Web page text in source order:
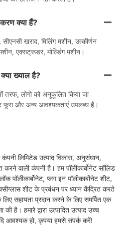
क्या हैं?
खराद, मिलिंग मशीन, उत्कीर्णन
एक्सट्रूडर, मोल्डिंग मशीन।
ख्याल है?
तरफ, लोगो को अनुकूलित किया जा
फूस और अन्य आवश्यकताएं उपलब्ध हैं।
लिमिटेड उत्पाद विकास, अनुसंधान,
वाली कंपनी है। हम पॉलीकार्बोनेट सॉलिड
पॉलीकार्बोनेट, प्लग इन पॉलीकार्बोनेट शीट,
शीट के प्रबंधन पर ध्यान केंद्रित करते
सहायता प्रदान करने के लिए समर्पित एक
है। हमारे द्वारा उत्पादित उत्पाद उच्च
आवश्यक हो, कृपया हमसे संपर्क करें!